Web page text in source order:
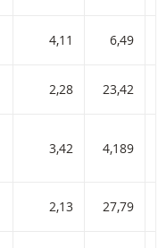
ISIN code:
4,11 6,49
code:
2,28 23,42
Booster met ISIN
3,42 4,189
2,13 27,79